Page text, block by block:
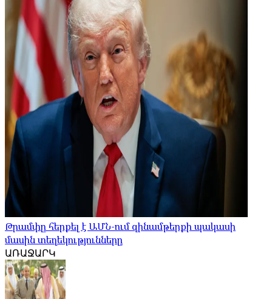
Թրամփը հերքել է ԱՄՆ-ում զինամթերքի պակասի
մասին տեղեկությունները
ԱՌԱՋԱՐԿ